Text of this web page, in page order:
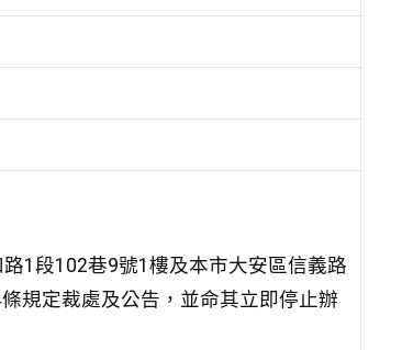
1段102巷9號1樓及本市大安區信義路
規定裁處及公告，並命其立即停止辦